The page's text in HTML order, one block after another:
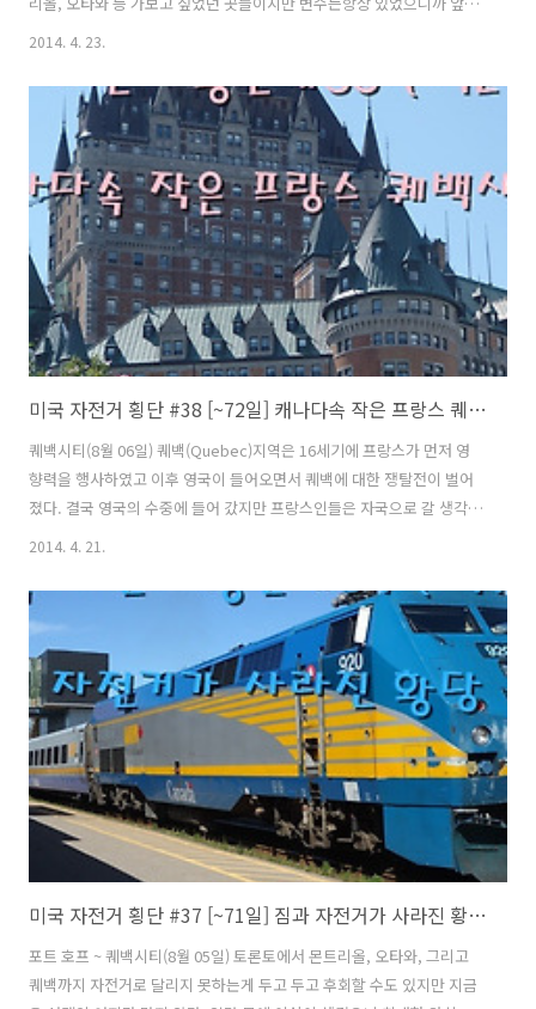
로 가게 될 곳에서 또다른 변수를 기대하며 나의 운을 걸어본다.이틀동안
하게 연락해서 찾아 갔는데도 불구하고 따스하게 맞아주었던 이들의 배
려에 감사함을 전하며 헤어졌다. 그리고 가보라고 하면서 알려준 폭포를
보기 위해 세인트 로렌스 강을 따라 북쪽으로 가기로 했다.나의 안전을
위해 주황색 깃발을 꽂아 주었는데 효과가 있을진 모르지만일단 꽂고 가
보기로 했다. 타이어의 공기압을 체크해 보고 바람을 넣은 후 다시 출발
했다.폭포가 ..
2014. 4. 23.
미국 자전거 횡단 #38 [~72일] 캐나다속 작은 프랑스 퀘백시티
퀘백시티(8월 06일) 퀘백(Quebec)지역은 16세기에 프랑스가 먼저 영
향력을 행사하였고 이후 영국이 들어오면서 퀘백에 대한 쟁탈전이 벌어
졌다. 결국 영국의 수중에 들어 갔지만 프랑스인들은 자국으로 갈 생각을
하지 않고 현재 까지 퀘백에 남아 캐나다안에서 작은 프랑스를 만들어가
독립 요구가 계속 되면서 1995년 독립에 대한 국민 찬반투표가 실시 되
었고 결과는 반대 50.58%(2,362,648) / 찬성 : 49.42%(2,308,360)으로
1%가 안되는 차이로 반대입장이 더 많았다. 일단 독립에 대한 요구는 수
면아래로 내려간듯 보이지만 캐나다 내에서 여전히 뜨거운 감자로 남아
있다. 자전거를 찾으러 퀘백역으로 나가기 위해 버스를..
2014. 4. 21.
미국 자전거 횡단 #37 [~71일] 짐과 자전거가 사라진 황당 사건
포트 호프 ~ 퀘백시티(8월 05일) 토론토에서 몬트리올, 오타와, 그리고
퀘백까지 자전거로 달리지 못하는게 두고 두고 후회할 수도 있지만 지금